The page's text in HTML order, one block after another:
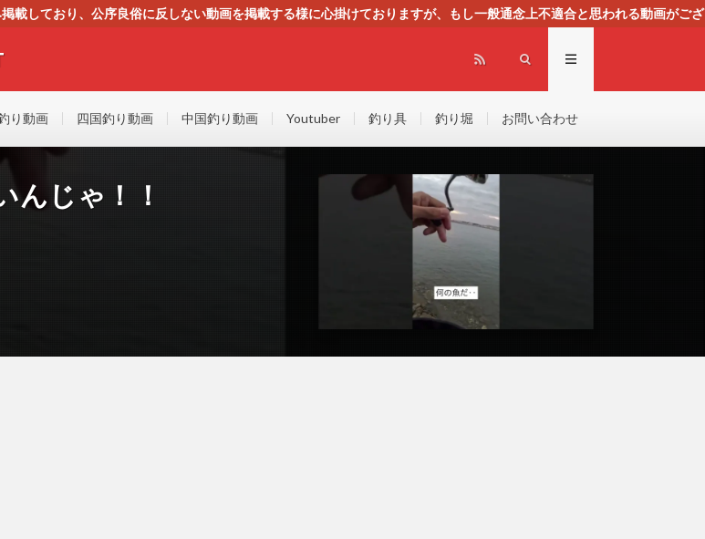
しており、公序良俗に反しない動画を掲載する様に心掛けておりますが、もし一般通念上不適合と思われる動画がござ
り動画 四国釣り動画 中国釣り動画 Youtuber 釣り具 釣り堀 お問い合わせ
んじゃ！！